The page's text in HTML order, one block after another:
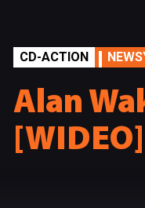
CD-ACTION
Alan
[WIDEO]